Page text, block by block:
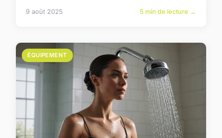
9 août 2025 5 min de lecture →
ÉQUIPEMENT